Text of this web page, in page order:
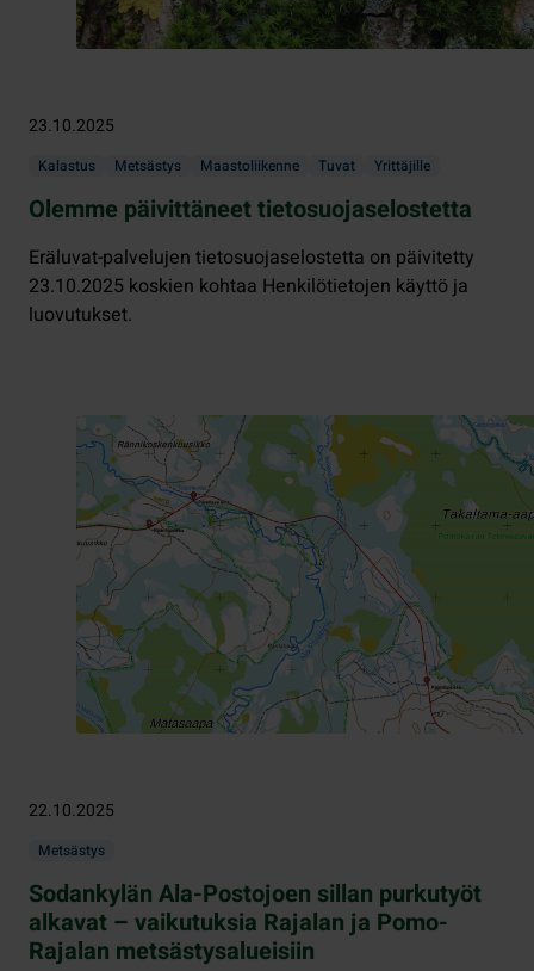
23.10.2025
Kalastus Metsästys Maastoliikenne Tuvat Yrittäjille
Olemme päivittäneet tietosuojaselostetta
Eräluvat-palvelujen tietosuojaselostetta on päivitetty
23.10.2025 koskien kohtaa Henkilötietojen käyttö ja
luovutukset.
22.10.2025
Metsästys
Sodankylän Ala-Postojoen sillan purkutyöt
alkavat – vaikutuksia Rajalan ja Pomo-
Rajalan metsästysalueisiin